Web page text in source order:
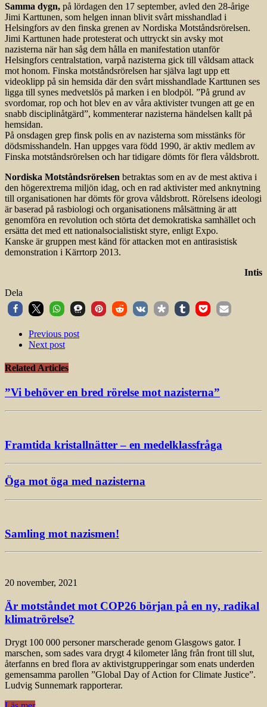
Samma dygn, på lördagen den 17 september, avled den 28-årige
Jimi Karttunen, som helgen innan blivit svårt misshandlad i
Helsingfors av den finska grenen av Nordiska Motståndsrörelsen.
Jimi Karttunen hade protesterat och uttryckt sin avsky mot
nazisterna när han såg dem hålla en manifestation utanför
Helsingfors centralstation, varpå nazisterna gick till våldsam attack
mot honom. Finska motståndsrörelsen har själva lagt upp ett
videoklipp på sin hemsida där den svårt misshandlade Karttunen ses
ligga till synes medvetslös på marken i en blodpöl. ”På grund av
svordomar, rop och hot blev en av våra aktivister tvungen att ge en
snabb disciplinåtgärd”, kommenterar nazisterna händelsen kallt på
hemsidan.
På onsdagen grep finsk polis en av nazisterna som misstänks för
dödsmisshandeln. Han uppges vara född 1990, är aktiv medlem av
Finska motstånds­rörelsen och har tidigare dömts för flera våldsbrott.
Nordiska Motståndsrörelsen betraktas som en av de mest aktiva i
den högerextrema miljön idag, och en rad aktivister med anknytning
till organisationen har dömts för grova våldsbrott. Rörelsens ideologi
är baserad på rasbiologi och organisationens målsättning är att
genomföra en revolution och störta det demokratiska samhället och
ersätta det med ett nationalsocialistiskt styre, enligt Expo.
Kanske är gruppen mest känd för attacken mot en antirasistisk
demonstration i Kärrtorp 2013.
Intis
Dela
Previous post
Next post
Related Articles
”Vi behöver en bred rörelse mot nazisterna”
Framtida kristallnätter – en medelklassfråga
Öga mot öga med nazisterna
Samling mot nazismen!
20 november, 2021
Är motståndet mot COP26 början på en ny, radikal
klimatrörelse?
Drygt 100 000 personer marscherade genom Glasgows gator. I
marschen, som sades vara drygt 4 kilometer lång från front till slut,
återfanns en bred flora av aktivistgrupperingar som enats underden
gemensamma parollen ”Global Day of Action for Climate Justice”.
Ludvig Sunnemark rapporterar.